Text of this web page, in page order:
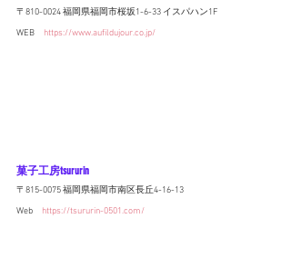
〒810-0024 福岡県福岡市桜坂1-6-33 イスパハン1F
WEB https://www.aufildujour.co.jp/
菓子工房tsururin
〒815-0075 福岡県福岡市南区長丘4-16-13
Web https://tsururin-0501.com/